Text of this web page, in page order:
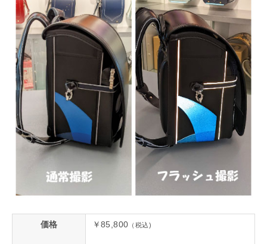
価格 ￥85,800 （税込)